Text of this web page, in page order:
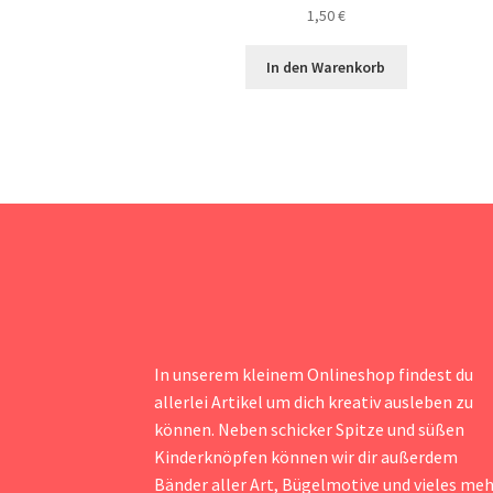
1,50€
In den Warenkorb
In unserem kleinem Onlineshop findest du
allerlei Artikel um dich kreativ ausleben zu
können. Neben schicker Spitze und süßen
Kinderknöpfen können wir dir außerdem
Bänder aller Art, Bügelmotive und vieles